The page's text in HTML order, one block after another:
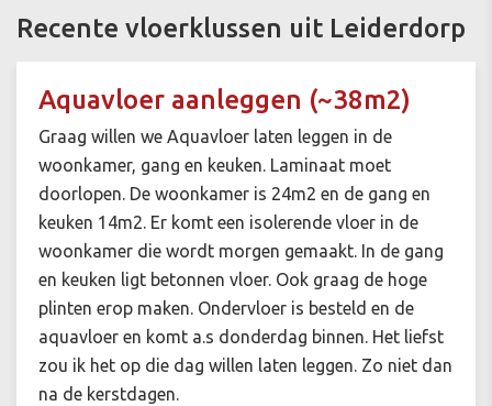
Recente vloerklussen uit Leiderdorp
Aquavloer aanleggen (~38m2)
Graag willen we Aquavloer laten leggen in de
woonkamer, gang en keuken. Laminaat moet
doorlopen. De woonkamer is 24m2 en de gang en
keuken 14m2. Er komt een isolerende vloer in de
woonkamer die wordt morgen gemaakt. In de gang
en keuken ligt betonnen vloer. Ook graag de hoge
plinten erop maken. Ondervloer is besteld en de
aquavloer en komt a.s donderdag binnen. Het liefst
zou ik het op die dag willen laten leggen. Zo niet dan
na de kerstdagen.